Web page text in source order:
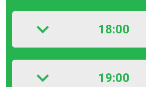
18:00
19:00